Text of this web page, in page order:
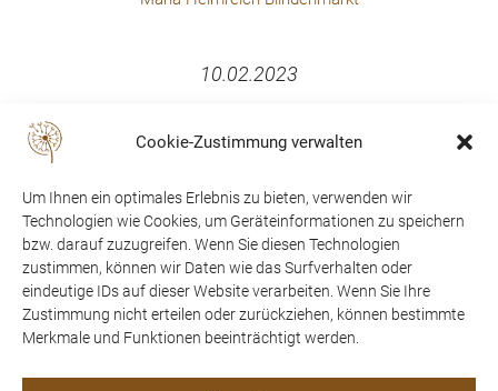
Cookie-Zustimmung verwalten
Um Ihnen ein optimales Erlebnis zu bieten, verwenden wir
Technologien wie Cookies, um Geräteinformationen zu speichern
bzw. darauf zuzugreifen. Wenn Sie diesen Technologien
zustimmen, können wir Daten wie das Surfverhalten oder
eindeutige IDs auf dieser Website verarbeiten. Wenn Sie Ihre
Zustimmung nicht erteilen oder zurückziehen, können bestimmte
Merkmale und Funktionen beeinträchtigt werden.
10.02.2023